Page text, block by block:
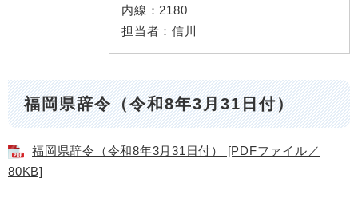
内線： 2180
担当者： 信川
福岡県辞令（令和8年3月31日付）
福岡県辞令（令和8年3月31日付） [PDFファイル／
80KB]